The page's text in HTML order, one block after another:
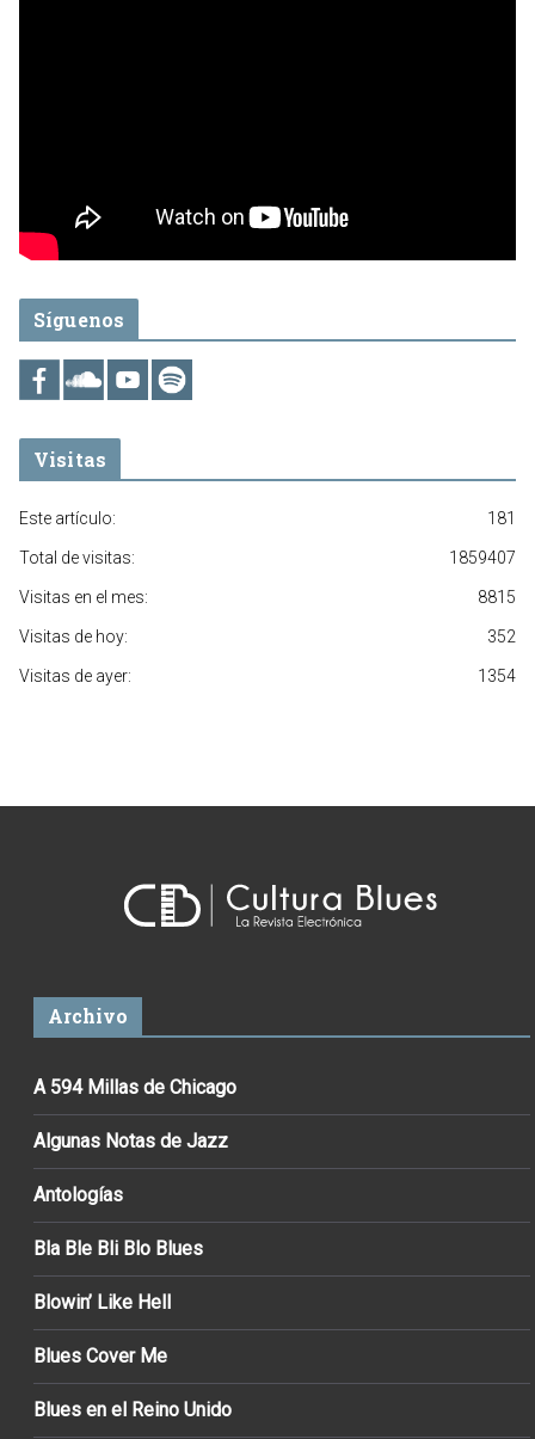
Síguenos
Visitas
181
Este artículo:
1859407
Total de visitas:
8815
Visitas en el mes:
352
Visitas de hoy:
1354
Visitas de ayer:
Archivo
A 594 Millas de Chicago
Algunas Notas de Jazz
Antologías
Bla Ble Bli Blo Blues
Blowin’ Like Hell
Blues Cover Me
Blues en el Reino Unido